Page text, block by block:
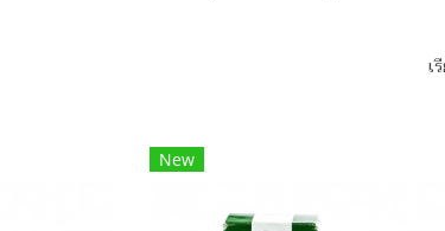
เ
New